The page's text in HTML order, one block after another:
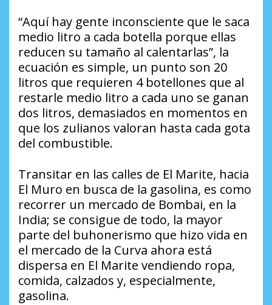
“Aquí hay gente inconsciente que le saca
medio litro a cada botella porque ellas
reducen su tamaño al calentarlas”, la
ecuación es simple, un punto son 20
litros que requieren 4 botellones que al
restarle medio litro a cada uno se ganan
dos litros, demasiados en momentos en
que los zulianos valoran hasta cada gota
del combustible.
Transitar en las calles de El Marite, hacia
El Muro en busca de la gasolina, es como
recorrer un mercado de Bombai, en la
India; se consigue de todo, la mayor
parte del buhonerismo que hizo vida en
el mercado de la Curva ahora está
dispersa en El Marite vendiendo ropa,
comida, calzados y, especialmente,
gasolina.